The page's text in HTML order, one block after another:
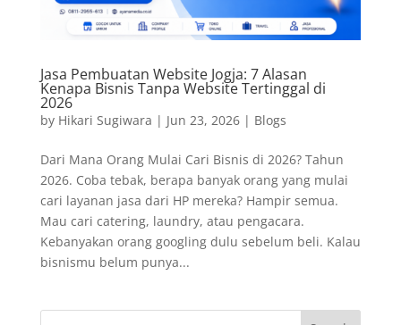
Jasa Pembuatan Website Jogja: 7 Alasan
Kenapa Bisnis Tanpa Website Tertinggal di
2026
by Hikari Sugiwara | Jun 23, 2026| Blogs
Dari Mana Orang Mulai Cari Bisnis di 2026? Tahun
2026. Coba tebak, berapa banyak orang yang mulai
cari layanan jasa dari HP mereka? Hampir semua.
Mau cari catering, laundry, atau pengacara.
Kebanyakan orang googling dulu sebelum beli. Kalau
bisnismu belum punya...